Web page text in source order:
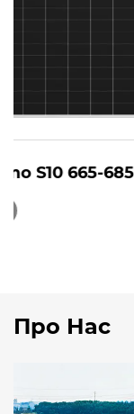
Дослідіть
Про Нас